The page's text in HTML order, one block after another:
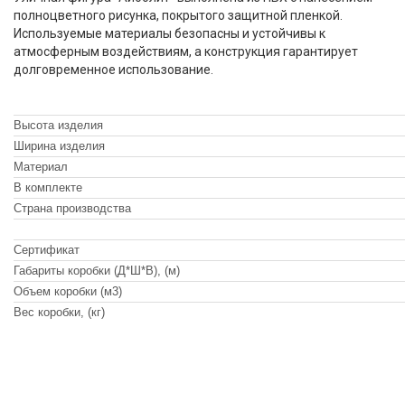
полноцветного рисунка, покрытого защитной пленкой.
Используемые материалы безопасны и устойчивы к
атмосферным воздействиям, а конструкция гарантирует
долговременное использование.
Высота изделия
Ширина изделия
Материал
В комплекте
Страна производства
Сертификат
Габариты коробки (Д*Ш*В), (м)
Объем коробки (м3)
Вес коробки, (кг)